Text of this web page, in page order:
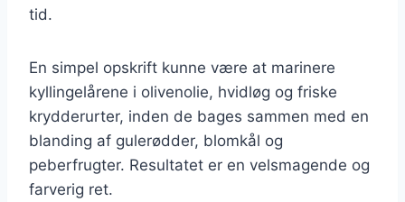
tid.
En simpel opskrift kunne være at marinere
kyllingelårene i olivenolie, hvidløg og friske
krydderurter, inden de bages sammen med en
blanding af gulerødder, blomkål og
peberfrugter. Resultatet er en velsmagende og
farverig ret.